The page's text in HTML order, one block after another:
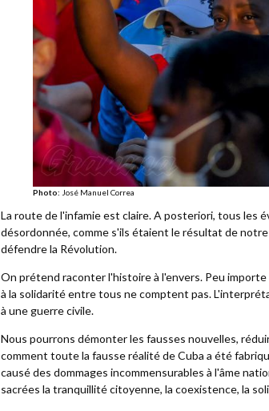
Photo: José Manuel Correa
La route de l'infamie est claire. A posteriori, tous les
désordonnée, comme s'ils étaient le résultat de
défendre la Révolution.
On prétend raconter l'histoire à l'envers. Peu importe
à la solidarité entre tous ne comptent pas.
à une guerre civile.
Nous pourrons démonter les fausses nouvelles,
comment toute la fausse réalité de Cuba a été
causé des dommages incommensurables à l'âme
sacrées la tranquillité citoyenne, la coexistence, la